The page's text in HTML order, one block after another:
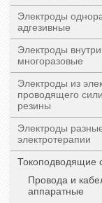
Электроды
адгезивные
Электроды
многоразовые
Электроды из
проводящего
резины
Электроды
электротерапии
Токоподводящие
Провода и
аппаратные